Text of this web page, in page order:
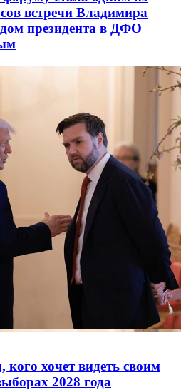
встречи Владимира
президента в ДФО
кого хочет видеть своим
2028 года